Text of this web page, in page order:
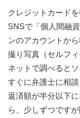
クレジットカード
SNSで「個人間融
ンのアカウントか
撮り写真（セルフ
ネットで調べると
すぐに弁護士に相
返済額が半分以下
ら、少しずつです